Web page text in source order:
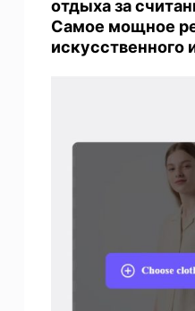
ИИ для моделей
Перекраска одежды
Бесплатное удаление фона
Повторное авторское право
отдыха за
Самое мощное
искусственного